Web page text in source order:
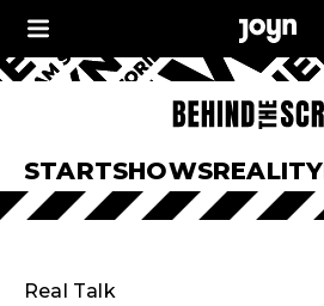
STARTSHOWSREALITY
Real Talk